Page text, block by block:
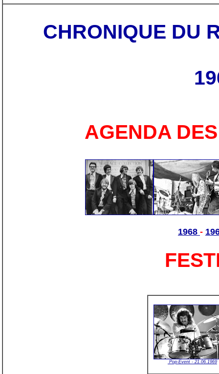
CHRONIQUE DU
AGENDA
1968 -
Pop-Event - 21.06.1969